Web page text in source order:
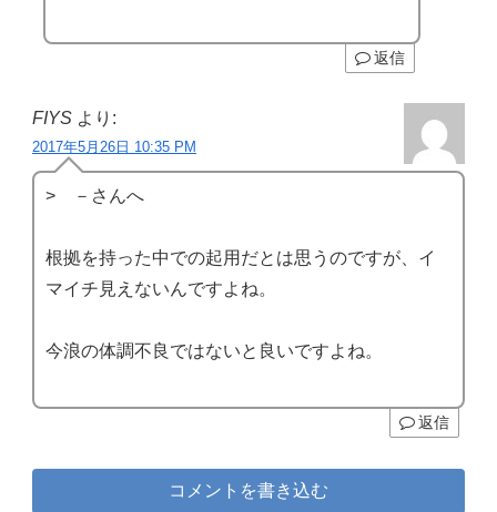
返信
FIYS より:
2017年5月26日 10:35 PM
> －さんへ
根拠を持った中での起用だとは思うのですが、イ
マイチ見えないんですよね。
今浪の体調不良ではないと良いですよね。
返信
コメントを書き込む